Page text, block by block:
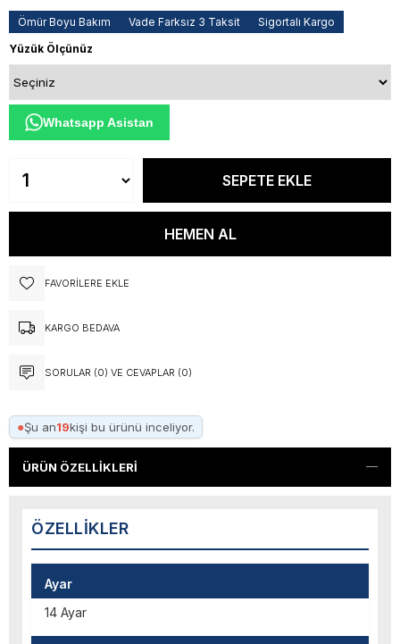
Ömür Boyu Bakım Vade Farksız 3 Taksit
Sigortalı Kargo
Yüzük Ölçünüz
Whatsapp Asistan
FAVORILERE EKLE
KARGO BEDAVA
SORULAR (0) VE CEVAPLAR (0)
●Şu an19kişi bu ürünü inceliyor.
ÜRÜN ÖZELLIKLERI
ÖZELLIKLER
Ayar
14 Ayar